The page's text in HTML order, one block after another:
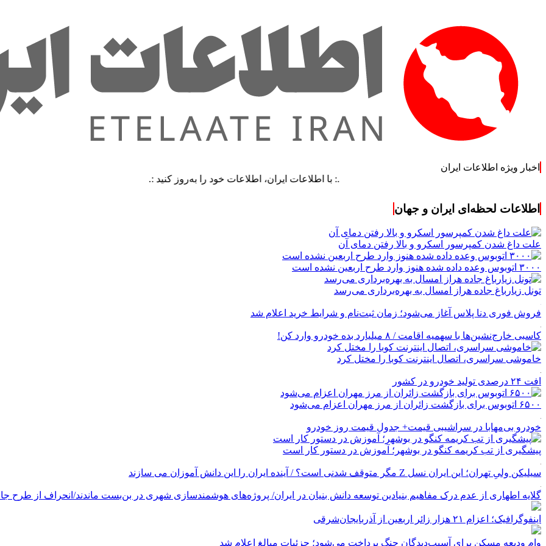
اخبار ویژه اطلاعات ایران
.: با اطلاعات ایران، اطلاعات خود را به‌روز کنید :.
اطلاعات لحظه‌ای ایران و جهان
علت داغ شدن کمپرسور اسکرو و بالا رفتن دمای آن
۳۰۰۰ اتوبوس وعده داده شده هنوز وارد طرح اربعین نشده است
تونل زیارباغ جاده هراز امسال به بهره‌برداری می‌رسد
فروش فوری دنا پلاس آغاز می‌شود؛ زمان ثبت‌نام و شرایط خرید اعلام شد
کاسبی خارج‌نشین‌ها با سهمیه اقامت / ۸ میلیارد بده خودرو وارد کن!
خاموشی سراسری، اتصال اینترنت کوبا را مختل کرد
افت ۲۴ درصدی تولید خودرو در کشور
۶۵۰۰ اتوبوس برای بازگشت زائران از مرز مهران اعزام می‌شود
خودرو بی‌مهابا در سراشیبی قیمت+ جدول قیمت روز خودرو
پیشگیری از تب کریمه کنگو در بوشهر؛ آموزش در دستور کار است
سیلیکن ولیِ تهران؛ این ایران نسل Z مگر متوقف شدنی است؟ / آینده ایران را این دانش آموزان می سازند
گلایه اطهاری از عدم درک مفاهیم بنیادین توسعه دانش بنیان در ایران/ پروژه‌های هوشمندسازی شهری در بن‌بست ماندند/انحراف از طرح جامع ۱۳۸۶ به کشور
اینفوگرافیک؛ اعزام ۲۱ هزار زائر اربعین از آذربایجان‌شرقی
وام ودیعه مسکن برای آسیب‌دیدگان جنگ پرداخت می‌شود؛ جزئیات مبالغ اعلام شد